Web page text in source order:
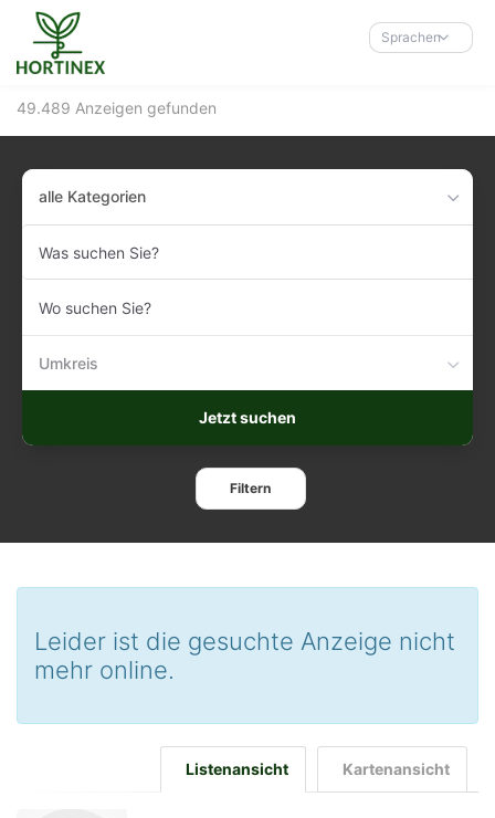
Accessibility-
Modus
aktivieren
Navigation
zum
Sprachen
49.489 Anzeigen gefunden
alle Kategorien
suchen
Sie?
suchen
Umkreis
Jetzt suchen
Filtern
Leider ist die gesuchte Anzeige nicht
mehr online.
Kartenansicht
Listenansicht